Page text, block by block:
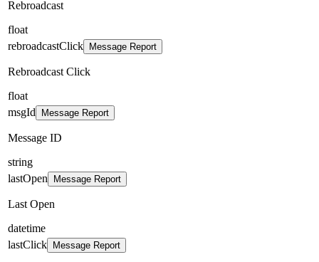
Rebroadcast
float
rebroadcastClick
Message Report
Rebroadcast Click
float
msgId
Message Report
Message ID
string
lastOpen
Message Report
Last Open
datetime
lastClick
Message Report